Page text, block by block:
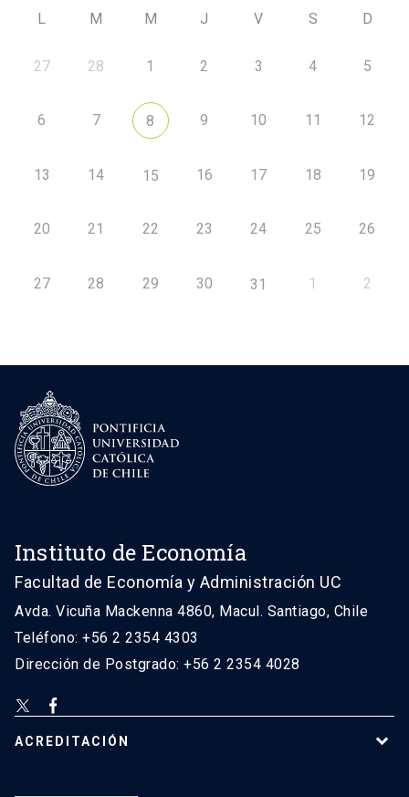
L M M J V S D
27 28 1 2 3 4 5
6 7 8 9 10 11 12
13 14 15 16 17 18 19
20 21 22 23 24 25 26
27 28 29 30 31 1 2
Instituto de Economía
Facultad de Economía y Administración UC
Avda. Vicuña Mackenna 4860, Macul. Santiago, Chile
Teléfono: +56 2 2354 4303
Dirección de Postgrado: +56 2 2354 4028
ACREDITACIÓN